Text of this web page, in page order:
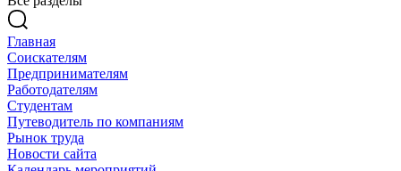
Главная
Соискателям
Предпринимателям
Работодателям
Студентам
Путеводитель по компаниям
Рынок труда
Новости сайта